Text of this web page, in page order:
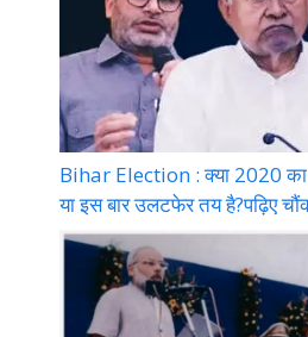
Bihar Election : क्या 2020 का
या इस बार उलटफेर तय है?पढ़िए